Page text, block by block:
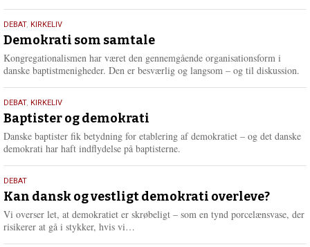
18.
maj
2026
DEBAT, KIRKELIV
Demokrati som samtale
Kongregationalismen har været den gennemgående organisationsform i
danske baptistmenigheder. Den er besværlig og langsom – og til diskussion.
18.
maj
2026
DEBAT, KIRKELIV
Baptister og demokrati
Danske baptister fik betydning for etablering af demokratiet – og det danske
demokrati har haft indflydelse på baptisterne.
18.
maj
2026
DEBAT
Kan dansk og vestligt demokrati overleve?
Vi overser let, at demokratiet er skrøbeligt – som en tynd porcelænsvase, der
risikerer at gå i stykker, hvis vi…